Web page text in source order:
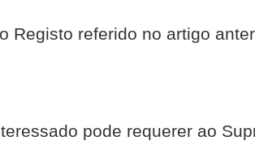
Registo referido no artigo
pode requerer ao